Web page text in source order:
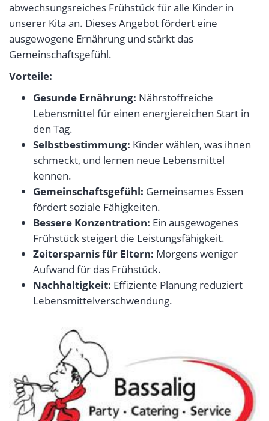
abwechsungsreiches Frühstück für alle Kinder in
unserer Kita an. Dieses Angebot fördert eine
ausgewogene Ernährung und stärkt das
Gemeinschaftsgefühl.
Vorteile:
Gesunde Ernährung: Nährstoffreiche
Lebensmittel für einen energiereichen Start in
den Tag.
Selbstbestimmung: Kinder wählen, was ihnen
schmeckt, und lernen neue Lebensmittel
kennen.
Gemeinschaftsgefühl: Gemeinsames Essen
fördert soziale Fähigkeiten.
Bessere Konzentration: Ein ausgewogenes
Frühstück steigert die Leistungsfähigkeit.
Zeitersparnis für Eltern: Morgens weniger
Aufwand für das Frühstück.
Nachhaltigkeit: Effiziente Planung reduziert
Lebensmittelverschwendung.